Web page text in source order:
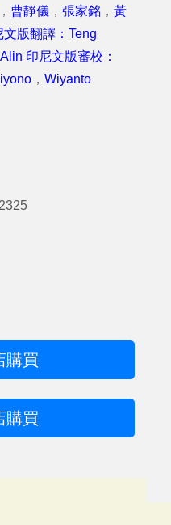
， 曹靜儀 ， 張家銘 ， 黃
版翻譯：Teng
印尼文版審校：
， Wiyanto
購買
購買